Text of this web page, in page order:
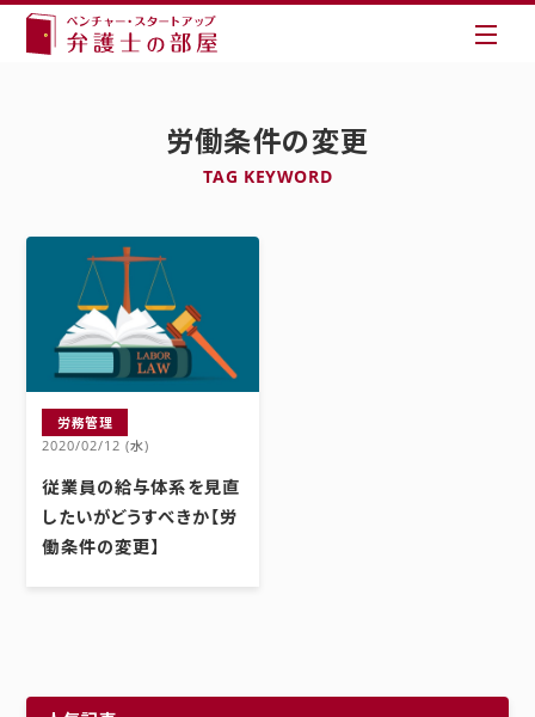
労働条件の変更
TAG KEYWORD
労務管理
2020/02/12 (水)
従業員の給与体系を見直
したいがどうすべきか【労
働条件の変更】